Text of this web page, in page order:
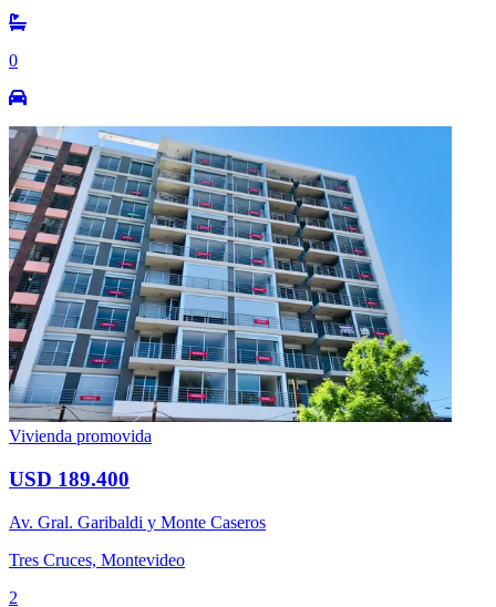
0
Vivienda promovida
USD 189.400
Av. Gral. Garibaldi y Monte Caseros
Tres Cruces, Montevideo
2